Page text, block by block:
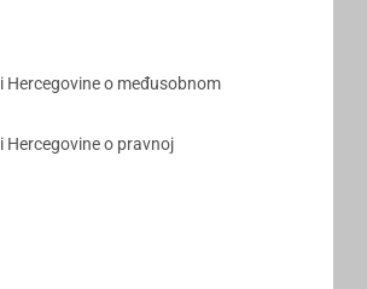
Hercegovine o međusobnom
Hercegovine o pravnoj